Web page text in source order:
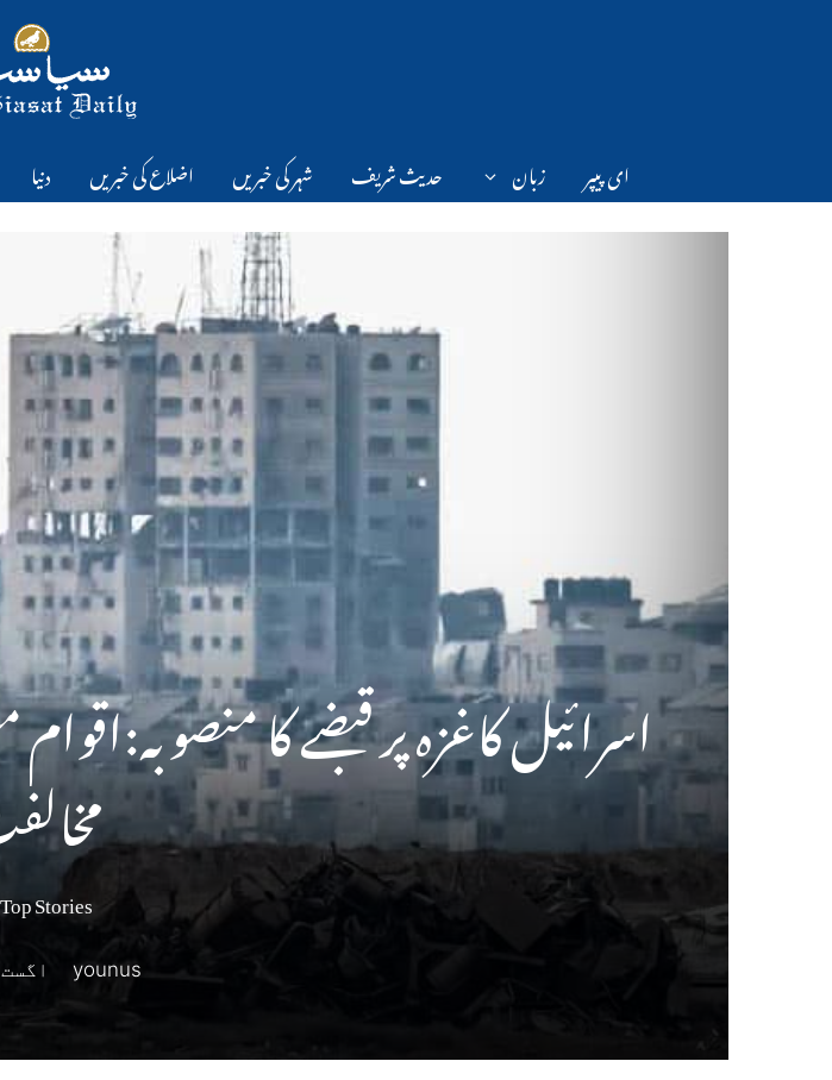
ای پیپر زبان حدیث شریف شہر کی خبریں اضلاع کی خبریں دنیا
اسرائیل کاغزہ پر قبضے کا
Top Stories
younus اگست 9,